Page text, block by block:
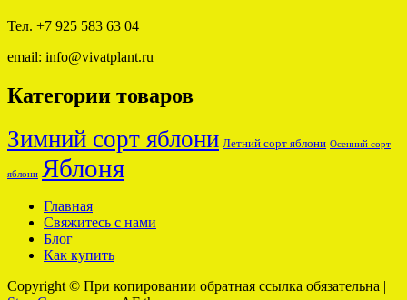
Тел. +7 925 583 63 04
email: info@vivatplant.ru
Категории товаров
Зимний сорт яблони Летний сорт яблони Осенний сорт
яблони Яблоня
Главная
Свяжитесь с нами
Блог
Как купить
Copyright © При копировании обратная ссылка обязательна